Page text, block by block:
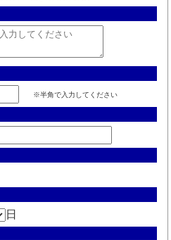
※半角で入力してください
日